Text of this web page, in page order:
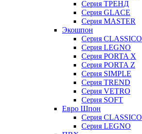
Серия ТРЕНД
Серия GLACE
Серия MASTER
Экошпон
Серия CLASSICO
Серия LEGNO
Серия PORTA X
Серия PORTA Z
Серия SIMPLE
Серия TREND
Серия VETRO
Серия SOFT
Евро Шпон
Серия CLASSICO
Серия LEGNO